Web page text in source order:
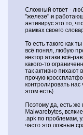
Сложный ответ -
"железе" и
антивирус это то,
рамках своего
То есть такого как
всё понял, любую
вектор атаки всё-
какого-то
так активно пихают
прочую
контролировать
этом есть).
Поэтому да, есть
Malwarebytes,
.apk по проблемам,
часто это ложные